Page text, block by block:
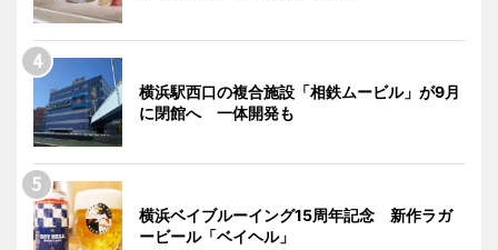
横浜駅西口の複合施設「相鉄ムービル」が9月
に閉館へ 一体開発も
横浜ベイブルーイング15周年記念 新作ラガ
ービール「ベイヘル」